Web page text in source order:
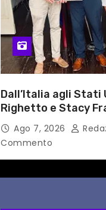
Dall’Italia agli Stati
Righetto e Stacy
uniscono arte,
tecnologia in un
internazionale”
Ago 7, 2026
Commento